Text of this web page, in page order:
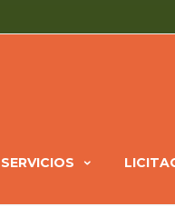
SERVICIOS